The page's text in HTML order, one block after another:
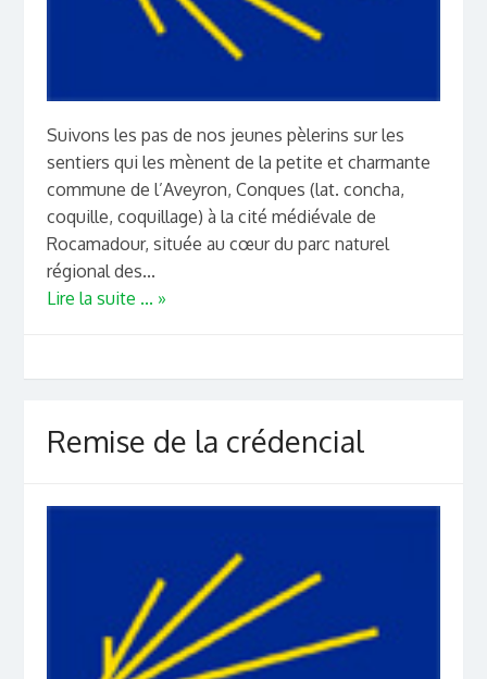
Suivons les pas de nos jeunes pèlerins sur les
sentiers qui les mènent de la petite et charmante
commune de l’Aveyron, Conques (lat. concha,
coquille, coquillage) à la cité médiévale de
Rocamadour, située au cœur du parc naturel
régional des...
Lire la suite ... »
Remise de la crédencial